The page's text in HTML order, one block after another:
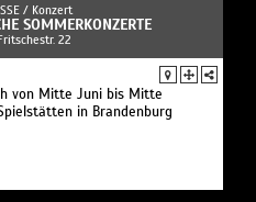
/ Konzert
SOMMERKONZERTE
22
von Mitte Juni bis Mitte
in Brandenburg